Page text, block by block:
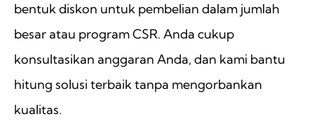
bentuk diskon untuk pembelian dalam jumlah
besar atau program CSR. Anda cukup
konsultasikan anggaran Anda, dan kami bantu
hitung solusi terbaik tanpa mengorbankan
kualitas.